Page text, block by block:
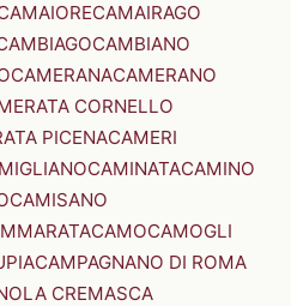
CAMAIRAGO
CAMBIANO
CAMERANACAMERANO
CORNELLO
PICENACAMERI
CAMINATACAMINO
CAMISANO
CAMOCAMOGLI
CAMPAGNANO DI ROMA
CREMASCA